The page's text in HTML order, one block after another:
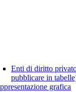
Enti di diritto
pubblicare in
grafica